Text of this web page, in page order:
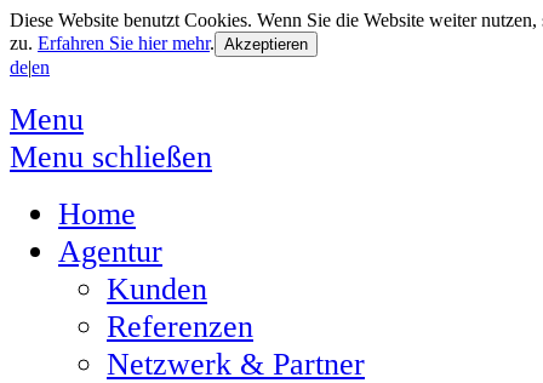
Diese Website benutzt Cookies. Wenn Sie die Website weiter
zu. Erfahren Sie hier mehr.
de|en
Menu
Menu schließen
Home
Agentur
Kunden
Referenzen
Netzwerk & Partner